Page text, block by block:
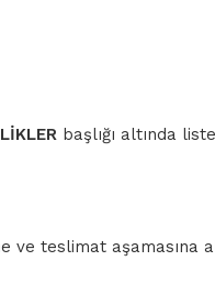
başlığı altında
teslimat aşamasına